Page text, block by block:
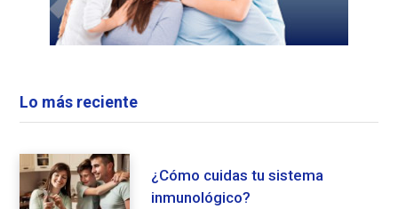
Lo más reciente
¿Cómo cuidas tu sistema
inmunológico?